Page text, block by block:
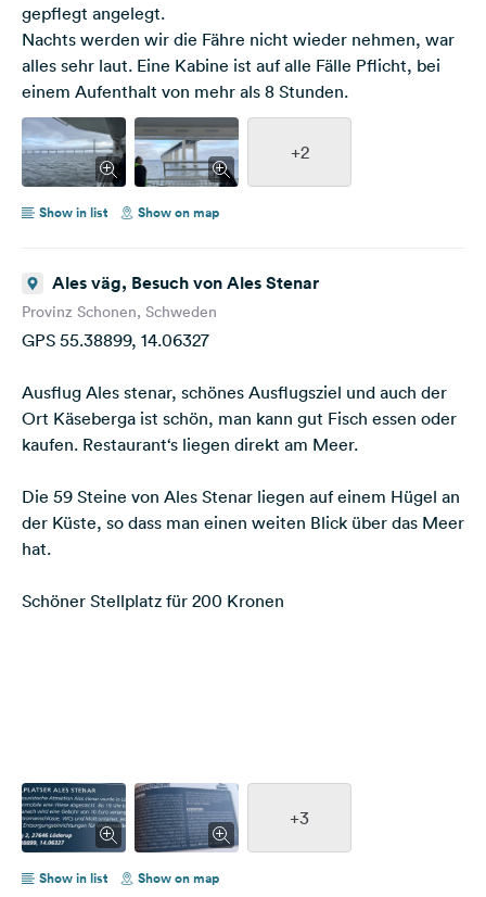
gepflegt angelegt.
Nachts werden wir die Fähre nicht wieder nehmen, war
alles sehr laut. Eine Kabine ist auf alle Fälle Pflicht, bei
einem Aufenthalt von mehr als 8 Stunden.
+2
Show in list Show on map
Ales väg, Besuch von Ales Stenar
Provinz Schonen, Schweden
GPS 55.38899, 14.06327
Ausflug Ales stenar, schönes Ausflugsziel und auch der
Ort Käseberga ist schön, man kann gut Fisch essen oder
kaufen. Restaurant‘s liegen direkt am Meer.
Die 59 Steine von Ales Stenar liegen auf einem Hügel an
der Küste, so dass man einen weiten Blick über das Meer
hat.
Schöner Stellplatz für 200 Kronen
+3
Show in list Show on map